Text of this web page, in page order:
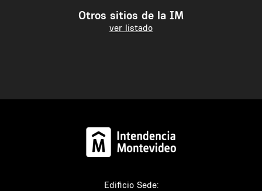
Otros sitios de la IM
ver listado
Edificio Sede: